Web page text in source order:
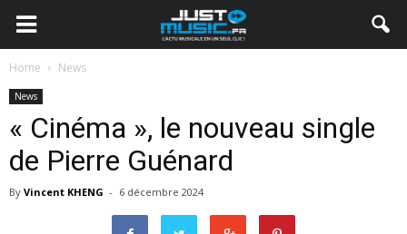
Home News
News
« Cinéma », le nouveau single
de Pierre Guénard
By Vincent KHENG - 6 décembre 2024